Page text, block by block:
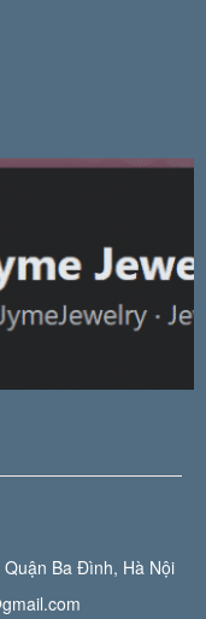
Ba Đình, Hà Nội